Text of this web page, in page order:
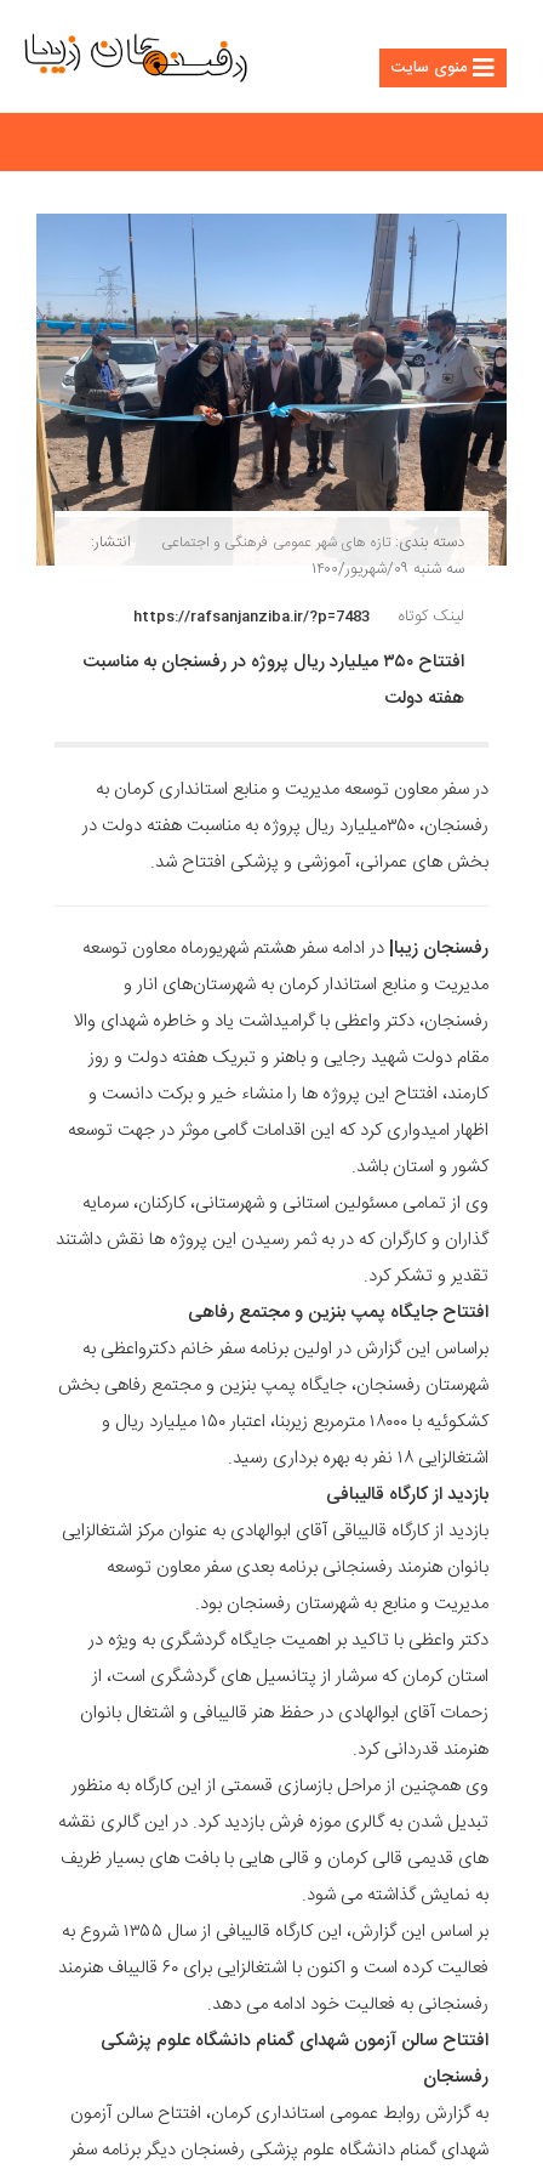
منوی سایت
دسته بندی: تازه های شهر عمومی فرهنگی و اجتماعی
انتشار:
سه شنبه ۰۹/شهریور/۱۴۰۰
لینک کوتاه
https://rafsanjanziba.ir/?p=7483
افتتاح ۳۵۰ میلیارد ریال پروژه در رفسنجان به مناسبت
هفته دولت
در سفر معاون توسعه مدیریت و منابع استانداری کرمان به
رفسنجان، ۳۵۰میلیارد ریال پروژه به مناسبت هفته دولت در
بخش های عمرانی، آموزشی و پزشکی افتتاح شد.
رفسنجان زیبا| در ادامه سفر هشتم شهریورماه معاون توسعه
مدیریت و منابع استاندار کرمان به شهرستان‌های انار و
رفسنجان، دکتر واعظی با گرامیداشت یاد و خاطره شهدای والا
مقام دولت شهید رجایی و باهنر و تبریک هفته دولت و روز
کارمند، افتتاح این پروژه ها را منشاء خیر و برکت دانست و
اظهار امیدواری کرد که این اقدامات گامی موثر در جهت توسعه
کشور و استان باشد.
وی از تمامی مسئولین استانی و شهرستانی، کارکنان، سرمایه
گذاران و کارگران که در به ثمر رسیدن این پروژه ها نقش داشتند
تقدیر و تشکر کرد.
افتتاح جایگاه پمپ بنزین و مجتمع رفاهی
براساس این گزارش در اولین برنامه سفر خانم دکترواعظی به
شهرستان رفسنجان، جایگاه پمپ بنزین و مجتمع رفاهی بخش
کشکوئیه با ۱۸۰۰۰ مترمربع زیربنا، اعتبار ۱۵۰ میلیارد ریال و
اشتغالزایی ۱۸ نفر به بهره برداری رسید.
بازدید از کارگاه قالیبافی
بازدید از کارگاه قالیباقی آقای ابوالهادی به عنوان مرکز اشتغالزایی
بانوان هنرمند رفسنجانی برنامه بعدی سفر معاون توسعه
مدیریت و منابع به شهرستان رفسنجان بود.
دکتر واعظی با تاکید بر اهمیت جایگاه گردشگری به ویژه در
استان کرمان که سرشار از پتانسیل های گردشگری است، از
زحمات آقای ابوالهادی در حفظ هنر قالیبافی و اشتغال بانوان
هنرمند قدردانی کرد.
وی همچنین از مراحل بازسازی قسمتی از این کارگاه به منظور
تبدیل شدن به گالری موزه فرش بازدید کرد. در این گالری نقشه
های قدیمی قالی کرمان و قالی هایی با بافت های بسیار ظریف
به نمایش گذاشته می شود.
بر اساس این گزارش، این کارگاه قالیبافی از سال ۱۳۵۵ شروع به
فعالیت کرده است و اکنون با اشتغالزایی برای ۶۰ قالیباف هنرمند
رفسنجانی به فعالیت خود ادامه می دهد.
افتتاح سالن آزمون شهدای گمنام دانشگاه علوم پزشکی
رفسنجان
به گزارش روابط عمومی استانداری کرمان، افتتاح سالن آزمون
شهدای گمنام دانشگاه علوم پزشکی رفسنجان دیگر برنامه سفر